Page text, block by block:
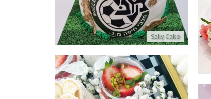
Sally Cake